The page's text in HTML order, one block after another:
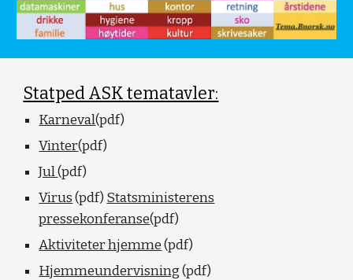
Statped ASK tematavler:
Karneval(pdf)
Vinter(pdf)
Jul(pdf)
Virus(pdf)Statsministerens
pressekonferanse(pdf)
Aktiviteter hjemme(pdf)
Hjemmeundervisning(pdf)